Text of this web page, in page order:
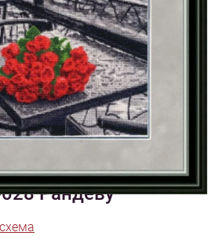
1/4
товара могут незначительно
взависимости от разрешения и
а также условий освещения при съемке
Рандеву